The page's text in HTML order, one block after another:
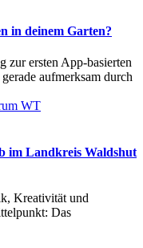
in deinem Garten?
zur ersten App-basierten
aufmerksam durch
im Landkreis Waldshut
Kreativität und
Das